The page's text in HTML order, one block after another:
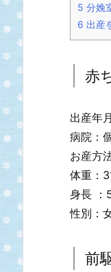
5 分娩
6 出産
赤
出産年
病院：
お産方
体重：
身長 ：
性別：
前